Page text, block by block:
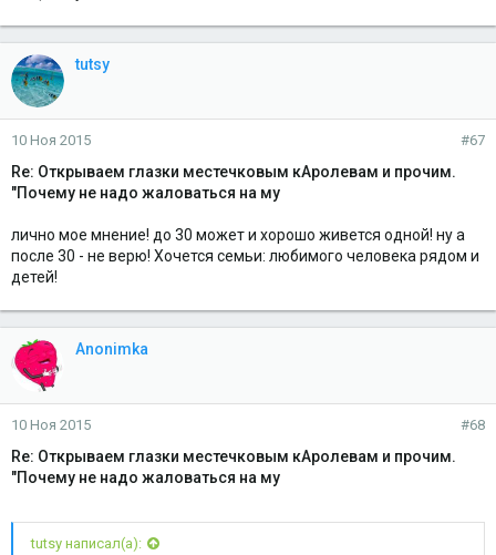
tutsy
10 Ноя 2015 #67
Re: Открываем глазки местечковым кАролевам и прочим.
"Почему не надо жаловаться на му
лично мое мнение! до 30 может и хорошо живется одной! ну а
после 30 - не верю! Хочется семьи: любимого человека рядом и
детей!
Anonimka
10 Ноя 2015 #68
Re: Открываем глазки местечковым кАролевам и прочим.
"Почему не надо жаловаться на му
tutsy написал(а):